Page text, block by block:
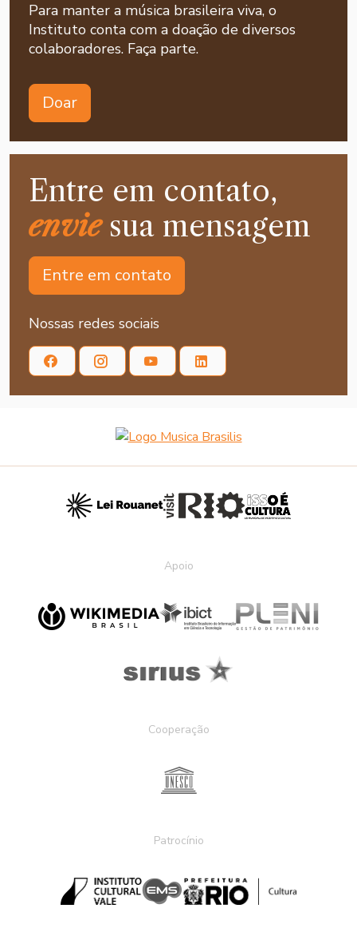
Para manter a música brasileira viva, o
Instituto conta com a doação de diversos
colaboradores. Faça parte.
Doar
Entre em contato,
enviesua mensagem
Entre em contato
Nossas redes sociais
Apoio
Cooperação
Patrocínio